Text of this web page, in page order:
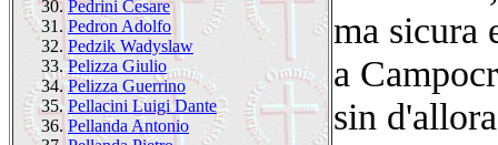
30. Pedrini Cesare
31. Pedron Adolfo
32. Pedzik Wadyslaw
33. Pelizza Giulio
34. Pelizza Guerrino
35. Pellacini Luigi Dante
36. Pellanda Antonio
ma sicura
a
sin